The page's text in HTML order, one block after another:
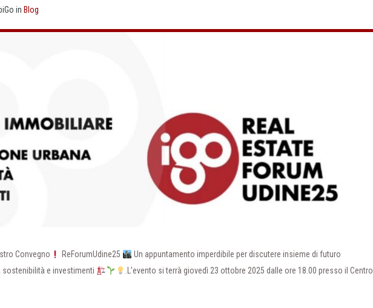
in Blog
Convegno ReForumUdine25
Un appuntamento imperdibile per discutere insieme di futuro
sostenibilità e investimenti
.L’evento si terrà giovedì 23 ottobre 2025 dalle ore 18.00 presso il Centro